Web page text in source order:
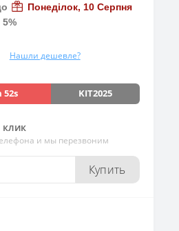
Понеділок, 10 Серпня
Нашли дешевле?
50s KIT2025
клик
и мы перезвоним
Купить